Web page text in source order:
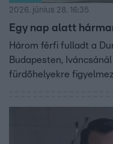
2026. június 28. 16:35
Egy nap alatt
Három férfi fulladt a
Budapesten,
fürdőhelyekre